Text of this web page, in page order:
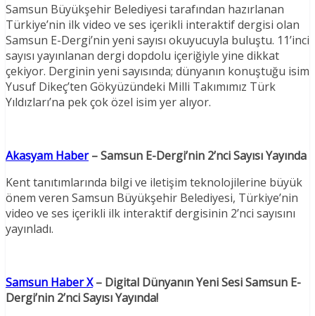
Samsun Büyükşehir Belediyesi tarafından hazırlanan
Türkiye’nin ilk video ve ses içerikli interaktif dergisi olan
Samsun E-Dergi’nin yeni sayısı okuyucuyla buluştu. 11’inci
sayısı yayınlanan dergi dopdolu içeriğiyle yine dikkat
çekiyor. Derginin yeni sayısında; dünyanın konuştuğu isim
Yusuf Dikeç’ten Gökyüzündeki Milli Takımımız Türk
Yıldızları’na pek çok özel isim yer alıyor.
Akasyam Haber– Samsun E-Dergi’nin 2’nci Sayısı Yayında
Kent tanıtımlarında bilgi ve iletişim teknolojilerine büyük
önem veren Samsun Büyükşehir Belediyesi, Türkiye’nin
video ve ses içerikli ilk interaktif dergisinin 2’nci sayısını
yayınladı.
Samsun Haber X– Digital Dünyanın Yeni Sesi Samsun E-
Dergi’nin 2’nci Sayısı Yayında!